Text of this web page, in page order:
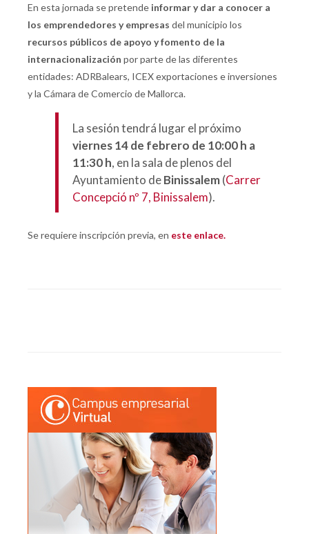
En esta jornada se pretende informar y dar a conocer a
los emprendedores y empresas del municipio los
recursos públicos de apoyo y fomento de la
internacionalización por parte de las diferentes
entidades: ADRBalears, ICEX exportaciones e inversiones
y la Cámara de Comercio de Mallorca.
La sesión tendrá lugar el próximo
viernes 14 de febrero de 10:00 h a
11:30 h, en la sala de plenos del
Ayuntamiento deBinissalem(Carrer
Concepció nº 7, Binissalem).
Se requiere inscripción previa, en este enlace.